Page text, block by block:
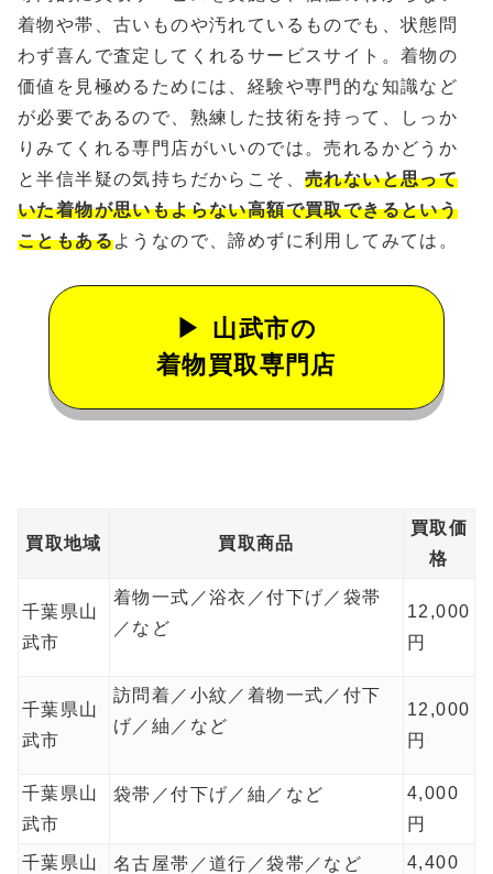
着物や帯、古いものや汚れているものでも、状態問
わず喜んで査定してくれるサービスサイト。着物の
価値を見極めるためには、経験や専門的な知識など
が必要であるので、熟練した技術を持って、しっか
りみてくれる専門店がいいのでは。売れるかどうか
と半信半疑の気持ちだからこそ、 売れないと思って
いた着物が思いもよらない高額で買取できるという
こともあるようなので、諦めずに利用してみては。
山武市の
着物買取専門店
買取地域 買取商品
買取価
格
千葉県山
武市
着物一式／浴衣／付下げ／袋帯
／など
12,000
円
千葉県山
武市
訪問着／小紋／着物一式／付下
げ／紬／など
12,000
円
千葉県山
武市
袋帯／付下げ／紬／など
4,000
円
千葉県山
名古屋帯／道行／袋帯／など
4,400